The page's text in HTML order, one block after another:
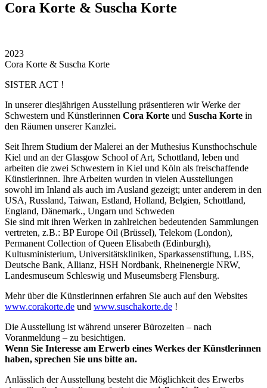
Cora Korte & Suscha Korte
2023
Cora Korte & Suscha Korte
SISTER ACT !
In unserer diesjährigen Ausstellung präsentieren wir Werke der
Schwestern und Künstlerinnen Cora Korte und Suscha Korte in
den Räumen unserer Kanzlei.
Seit Ihrem Studium der Malerei an der Muthesius Kunsthochschule
Kiel und an der Glasgow School of Art, Schottland, leben und
arbeiten die zwei Schwestern in Kiel und Köln als freischaffende
Künstlerinnen. Ihre Arbeiten wurden in vielen Ausstellungen
sowohl im Inland als auch im Ausland gezeigt; unter anderem in den
USA, Russland, Taiwan, Estland, Holland, Belgien, Schottland,
England, Dänemark., Ungarn und Schweden
Sie sind mit ihren Werken in zahlreichen bedeutenden Sammlungen
vertreten, z.B.: BP Europe Oil (Brüssel), Telekom (London),
Permanent Collection of Queen Elisabeth (Edinburgh),
Kultusministerium, Universitätskliniken, Sparkassenstiftung, LBS,
Deutsche Bank, Allianz, HSH Nordbank, Rheinenergie NRW,
Landesmuseum Schleswig und Museumsberg Flensburg.
Mehr über die Künstlerinnen erfahren Sie auch auf den Websites
www.corakorte.de und www.suschakorte.de !
Die Ausstellung ist während unserer Bürozeiten – nach
Voranmeldung – zu besichtigen.
Wenn Sie Interesse am Erwerb eines Werkes der Künstlerinnen
haben, sprechen Sie uns bitte an.
Anlässlich der Ausstellung besteht die Möglichkeit des Erwerbs